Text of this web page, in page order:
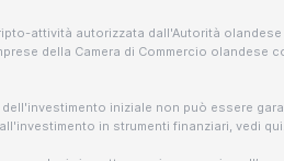
attività autorizzata dall'Autorità olandese
della Camera di Commercio olandese
iniziale non può essere
in strumenti finanziari, vedi qui.